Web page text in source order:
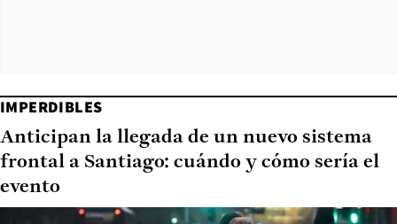
IMPERDIBLES
Anticipan la llegada de un nuevo sistema
frontal a Santiago: cuándo y cómo sería el
evento